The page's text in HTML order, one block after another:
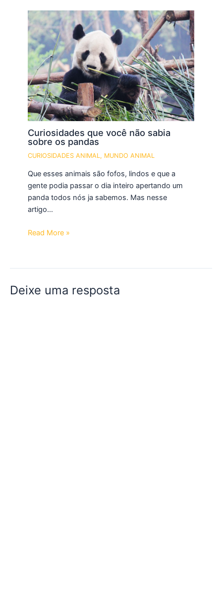
Curiosidades que você não sabia
sobre os pandas
CURIOSIDADES ANIMAL , MUNDO ANIMAL
Que esses animais são fofos, lindos e que a
gente podia passar o dia inteiro apertando um
panda todos nós ja sabemos. Mas nesse
artigo…
Read More »
Deixe uma resposta